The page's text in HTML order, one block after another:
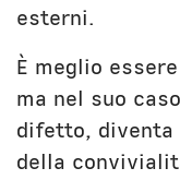
esterni.
È meglio
ma nel suo
difetto, diventa
della